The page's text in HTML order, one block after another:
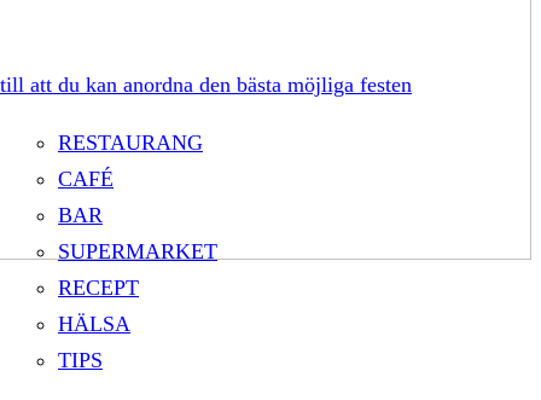
att du kan anordna den bästa möjliga festen
RESTAURANG
CAFÉ
BAR
SUPERMARKET
RECEPT
HÄLSA
TIPS